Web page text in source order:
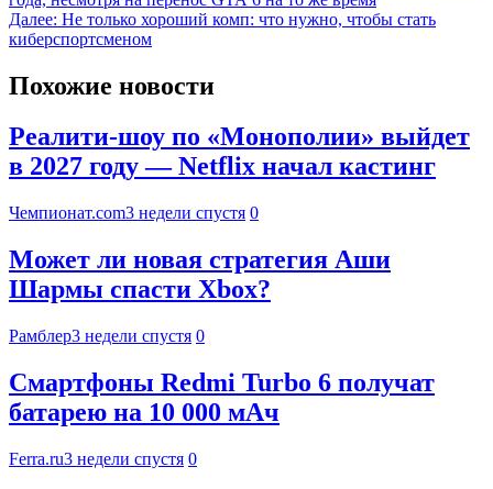
Далее: Не только хороший комп: что нужно, чтобы стать
киберспортсменом
Похожие новости
Реалити-шоу по «Монополии» выйдет
в 2027 году — Netflix начал кастинг
Чемпионат.com3 недели спустя 0
Может ли новая стратегия Аши
Шармы спасти Xbox?
Рамблер3 недели спустя 0
Смартфоны Redmi Turbo 6 получат
батарею на 10 000 мАч
Ferra.ru3 недели спустя 0